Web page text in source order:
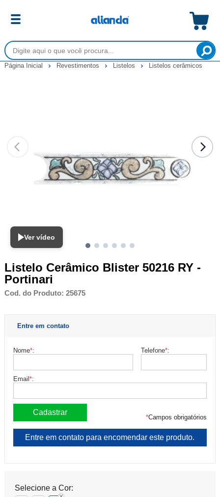
Página Inicial Revestimentos Listelos Listelos cerâmicos
Ver vídeo
Listelo Cerâmico Blister 50216 RY -
Portinari
Cod. do Produto: 25675
Entre em contato
Nome*: Telefone*:
Email*:
*Campos obrigatórios
Entre em contato para encomendar este produto.
Selecione a Cor: